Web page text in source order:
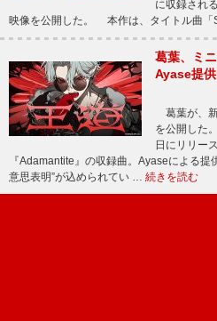
に収録され
映像を公開した。 本作は、タイトル曲
葛葉、ミ
Ayase提
葛葉が、
を公開した
日にリリー
『Adamantite』の収録曲。Ayaseによる提
意思表明”が込められてい … 続きを読む